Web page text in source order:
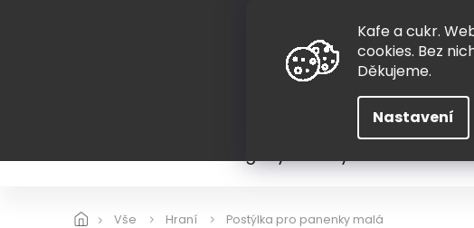
Kafe a cukr.
cookies. Bez
Děkujeme.
Nastavení
Vše Hraní Postýlka pro panenky malá